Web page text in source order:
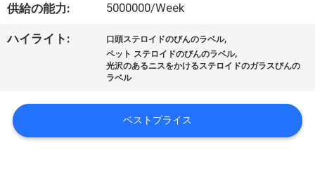
工
場
行
供給の能力: 5000000/Week
ハイライト: 口頭ステロイドのびんのラベル,
ペット ステロイドのびんのラベル,
光沢のあるニスをかけるステロイドのガラスびんの
ラベル
ベストプライス